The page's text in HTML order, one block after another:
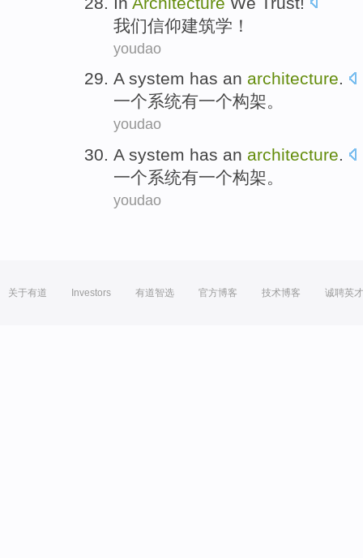
我们信仰建筑学 ！
youdao
A system has an architecture.
一个系统有一个构架。
youdao
A system has an architecture.
一个系统有一个构架。
youdao
关于有道 Investors 有道智选 官方博客 技术博客 诚聘英才